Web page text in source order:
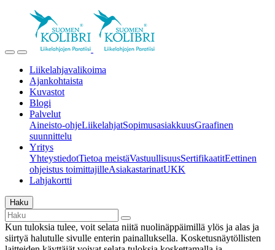
Liikelahjavalikoima
Ajankohtaista
Kuvastot
Blogi
Palvelut
Aineisto-ohjeLiikelahjatSopimusasiakkuusGraafinen
suunnittelu
Yritys
YhteystiedotTietoa meistäVastuullisuusSertifikaatitEettinen
ohjeistus toimittajilleAsiakastarinatUKK
Lahjakortti
Haku
Kun tuloksia tulee, voit selata niitä nuolinäppäimillä ylös ja alas ja
siirtyä halutulle sivulle enterin painalluksella. Kosketusnäytöllisten